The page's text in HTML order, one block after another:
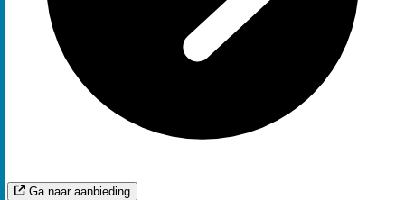
Ga naar aanbieding